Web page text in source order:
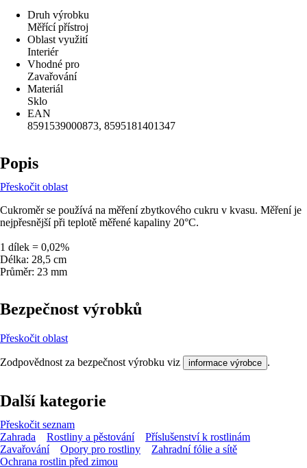
Druh výrobku
Měřící přístroj
Oblast využití
Interiér
Vhodné pro
Zavařování
Materiál
Sklo
EAN
8591539000873, 8595181401347
Popis
Přeskočit oblast
Cukroměr se používá na měření zbytkového cukru v kvasu. Měření je
nejpřesnější při teplotě měřené kapaliny 20°C.
1 dílek = 0,02%
Délka: 28,5 cm
Průměr: 23 mm
Bezpečnost výrobků
Přeskočit oblast
Zodpovědnost za bezpečnost výrobku viz informace výrobce .
Další kategorie
Přeskočit seznam
Zahrada
Rostliny a pěstování
Příslušenství k rostlinám
Zavařování
Opory pro rostliny
Zahradní fólie a sítě
Ochrana rostlin před zimou